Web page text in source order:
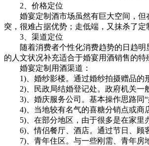
2、价格定位
婚宴定制酒市场虽然有巨大空间，但
突，很难占据优势；走低端，又抹杀了
3、渠道定位
随着消费者个性化消费趋势的日趋明
的人文状况补充适合于婚宴用酒销售的特
婚宴定制用酒渠道：
1)、婚纱影楼。通过婚纱拍摄赠品的形
2)、民政局结婚登记处。政府机关一般
3)、婚庆服务公司。基本操作思路同“
4)、当地较有名气的喜糖分销点或商店
5)、在部分地区，由于很多是在家里办
6)、情侣餐厅、酒店。通过节日、顾客
7)、青年住区。与一些刚需、青年房地